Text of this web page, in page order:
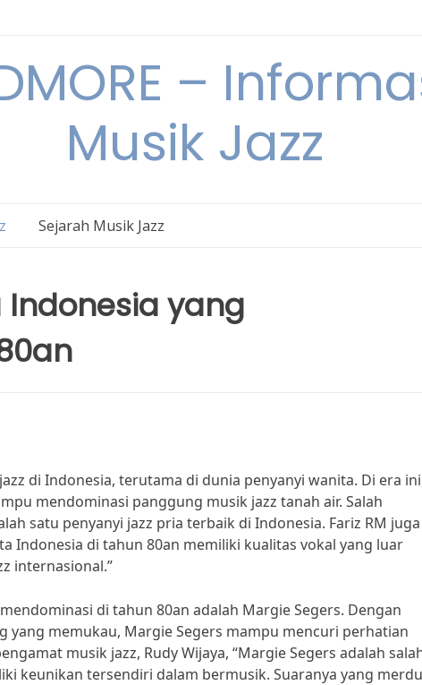
–
Musik Jazz
Sejarah Musik Jazz
Indonesia yang
di Indonesia, terutama di dunia penyanyi wanita. Di era
mendominasi panggung musik jazz tanah air. Salah
satu penyanyi jazz pria terbaik di Indonesia. Fariz RM juga
Indonesia di tahun 80an memiliki kualitas vokal yang luar
internasional.”
di tahun 80an adalah Margie Segers. Dengan
yang memukau, Margie Segers mampu mencuri perhatian
musik jazz, Rudy Wijaya, “Margie Segers adalah
keunikan tersendiri dalam bermusik. Suaranya yang merdu